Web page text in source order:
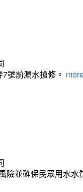
號前漏水搶修。
險並確保民眾用水